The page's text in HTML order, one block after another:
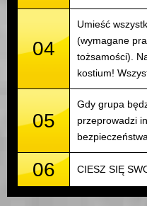
04
Umieść
(wymagane
tożsamości).
kostium!
05
Gdy grupa
przeprowadzi
06 CIESZ SIĘ